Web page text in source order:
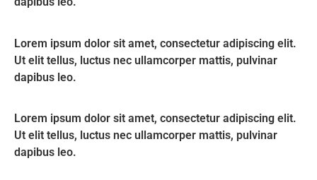
Lorem ipsum dolor sit amet, consectetur adipiscing elit.
Ut elit tellus, luctus nec ullamcorper mattis, pulvinar
dapibus leo.
Lorem ipsum dolor sit amet, consectetur adipiscing elit.
Ut elit tellus, luctus nec ullamcorper mattis, pulvinar
dapibus leo.